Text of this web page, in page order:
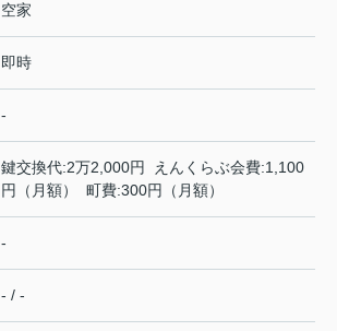
空家
即時
-
鍵交換代:2万2,000円 えんくらぶ会費:1,100
円（月額） 町費:300円（月額）
-
- / -